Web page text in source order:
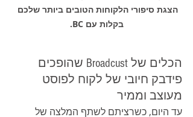
הצגת סיפורי הלקוחות הטובים ביותר שלכם
בקלות עם BC.
הכלים של Broadcust שהופכים
פידבק חיובי של לקוח לפוסט
מעוצב וממיר
עד היום, כשרציתם לשתף המלצה של